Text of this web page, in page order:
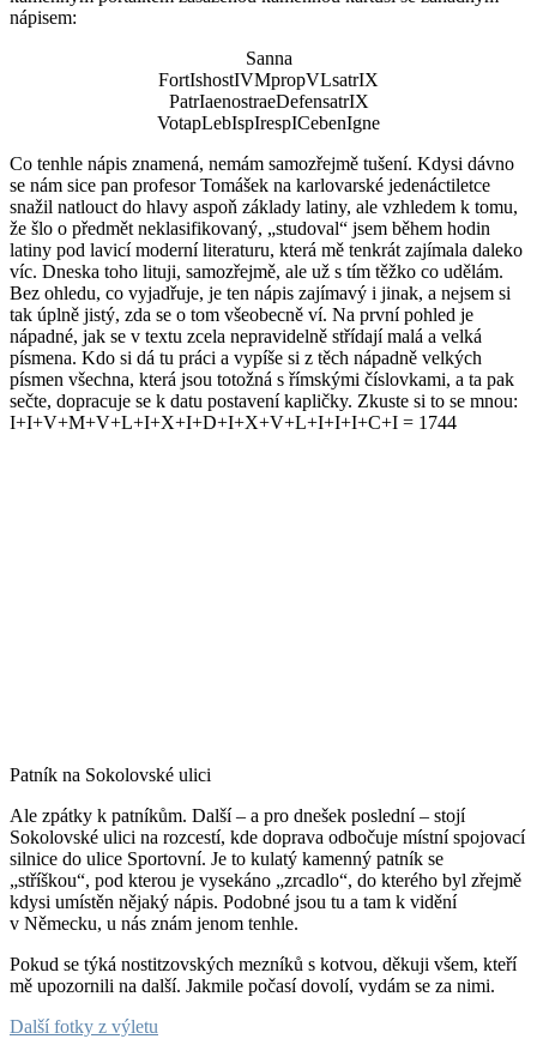
nápisem:
Sanna
FortIshostIVMpropVLsatrIX
PatrIaenostraeDefensatrIX
VotapLebIspIrespICebenIgne
Co tenhle nápis znamená, nemám samozřejmě tušení. Kdysi dávno
se nám sice pan profesor Tomášek na karlovarské jedenáctiletce
snažil natlouct do hlavy aspoň základy latiny, ale vzhledem k tomu,
že šlo o předmět neklasifikovaný, „studoval“ jsem během hodin
latiny pod lavicí moderní literaturu, která mě tenkrát zajímala daleko
víc. Dneska toho lituji, samozřejmě, ale už s tím těžko co udělám.
Bez ohledu, co vyjadřuje, je ten nápis zajímavý i jinak, a nejsem si
tak úplně jistý, zda se o tom všeobecně ví. Na první pohled je
nápadné, jak se v textu zcela nepravidelně střídají malá a velká
písmena. Kdo si dá tu práci a vypíše si z těch nápadně velkých
písmen všechna, která jsou totožná s římskými číslovkami, a ta pak
sečte, dopracuje se k datu postavení kapličky. Zkuste si to se mnou:
I+I+V+M+V+L+I+X+I+D+I+X+V+L+I+I+I+C+I = 1744
Patník na Sokolovské ulici
Ale zpátky k patníkům. Další – a pro dnešek poslední – stojí
Sokolovské ulici na rozcestí, kde doprava odbočuje místní spojovací
silnice do ulice Sportovní. Je to kulatý kamenný patník se
„stříškou“, pod kterou je vysekáno „zrcadlo“, do kterého byl zřejmě
kdysi umístěn nějaký nápis. Podobné jsou tu a tam k vidění
v Německu, u nás znám jenom tenhle.
Pokud se týká nostitzovských mezníků s kotvou, děkuji všem, kteří
mě upozornili na další. Jakmile počasí dovolí, vydám se za nimi.
Další fotky z výletu